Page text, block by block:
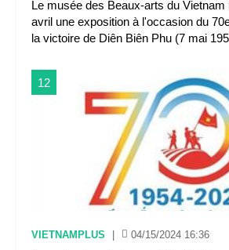
Le musée des Beaux-arts du Vietnam
avril une exposition à l'occasion du
la victoire de Diên Biên Phu (7 mai
12
VIETNAMPLUS 04/15/2024 16:36